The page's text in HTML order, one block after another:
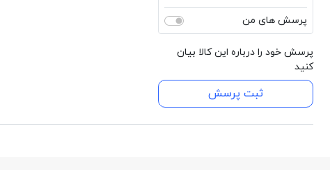
پرسش های من
پرسش خود را درباره این کالا بیان
کنید
ثبت پرسش